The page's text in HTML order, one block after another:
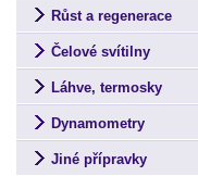
Růst a regenerace
Čelové svítilny
Láhve, termosky
Dynamometry
Jiné přípravky